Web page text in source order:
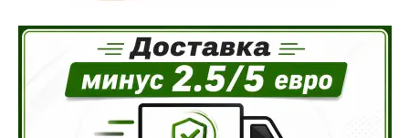
Сурови белени тиквени семки, екстра качество, в
опаковки по 250 г..